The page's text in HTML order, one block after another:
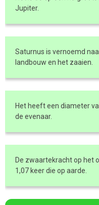
Jupiter.
Saturnus is vernoemd
landbouw en het zaaien.
Het heeft een diameter
de evenaar.
De zwaartekracht op het
1,07 keer die op aarde.